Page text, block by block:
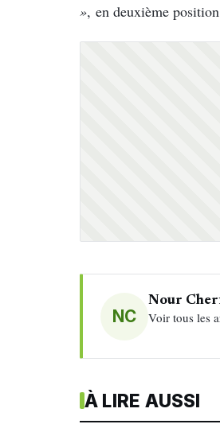
», en deuxième
NC
Nour
Voir tous les
À LIRE AUSSI